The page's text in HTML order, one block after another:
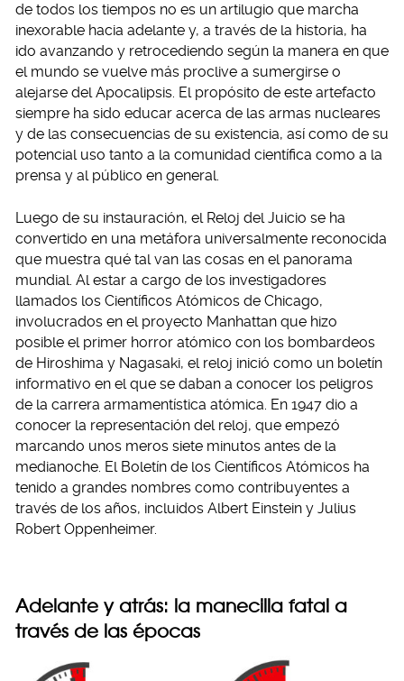
de todos los tiempos no es un artilugio que marcha
inexorable hacia adelante y, a través de la historia, ha
ido avanzando y retrocediendo según la manera en que
el mundo se vuelve más proclive a sumergirse o
alejarse del Apocalipsis. El propósito de este artefacto
siempre ha sido educar acerca de las armas nucleares
y de las consecuencias de su existencia, así como de su
potencial uso tanto a la comunidad científica como a la
prensa y al público en general.
Luego de su instauración, el Reloj del Juicio se ha
convertido en una metáfora universalmente reconocida
que muestra qué tal van las cosas en el panorama
mundial. Al estar a cargo de los investigadores
llamados los Científicos Atómicos de Chicago,
involucrados en el proyecto Manhattan que hizo
posible el primer horror atómico con los bombardeos
de Hiroshima y Nagasaki, el reloj inició como un boletín
informativo en el que se daban a conocer los peligros
de la carrera armamentística atómica. En 1947 dio a
conocer la representación del reloj, que empezó
marcando unos meros siete minutos antes de la
medianoche. El Boletín de los Científicos Atómicos ha
tenido a grandes nombres como contribuyentes a
través de los años, incluidos Albert Einstein y Julius
Robert Oppenheimer.
Adelante y atrás: la manecilla fatal a
través de las épocas